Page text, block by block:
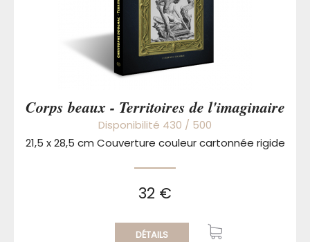
Corps beaux - Territoires de l'imaginaire
Disponibilité 430 / 500
21,5 x 28,5 cm Couverture couleur cartonnée rigide
32 €
DÉTAILS